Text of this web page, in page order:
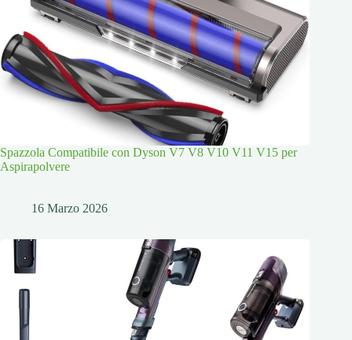
Spazzola Compatibile con Dyson V7 V8 V10 V11 V15 per
Aspirapolvere
16 Marzo 2026